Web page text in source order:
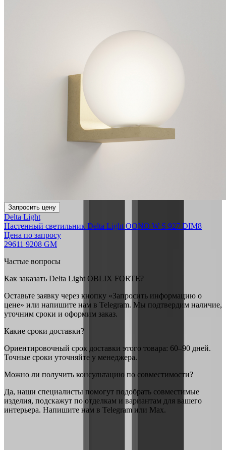
Запросить цену
Delta Light
Настенный светильник Delta Light OONO W S 927 DIM8
Цена по запросу
29611 9208 GM
Частые вопросы
Как заказать Delta Light OBLIX FORTE?
Оставьте заявку через кнопку «Запросить информацию о
цене» или напишите нам в Telegram. Мы подтвердим наличие,
уточним сроки и оформим заказ.
Какие сроки доставки?
Ориентировочный срок доставки этого товара: 60–90 дней.
Точные сроки уточняйте у менеджера.
Можно ли получить консультацию по совместимости?
Да, наши специалисты помогут подобрать совместимые
изделия, подскажут по отделкам и вариантам для вашего
интерьера. Напишите нам в Telegram или Max.